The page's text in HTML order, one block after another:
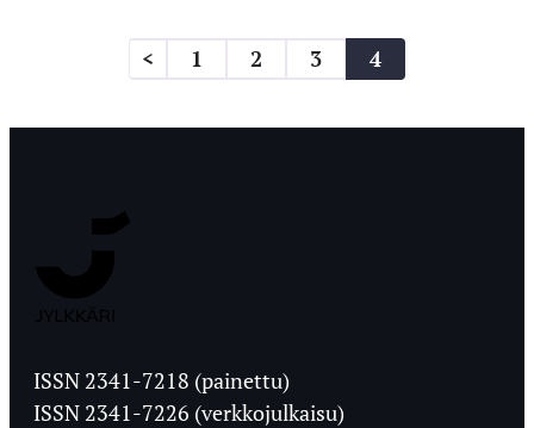
Artikkelien
sivutus
< 1 2 3 4
Ylioppilaslehti
ISSN 2341-7218 (painettu)
ISSN 2341-7226 (verkkojulkaisu)